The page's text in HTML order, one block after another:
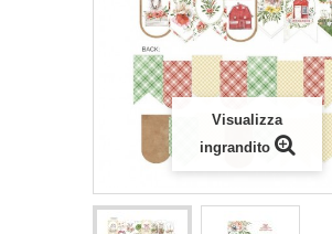
Visualizza
ingrandito